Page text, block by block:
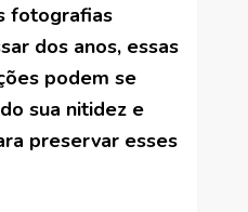
fotografias
dos anos, essas
podem se
sua nitidez e
preservar esses